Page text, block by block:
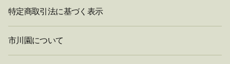
特定商取引法に基づく表示
市川園について